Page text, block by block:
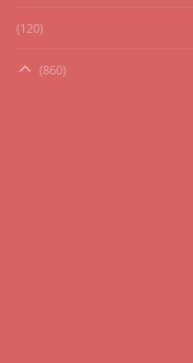
(120)
(860)